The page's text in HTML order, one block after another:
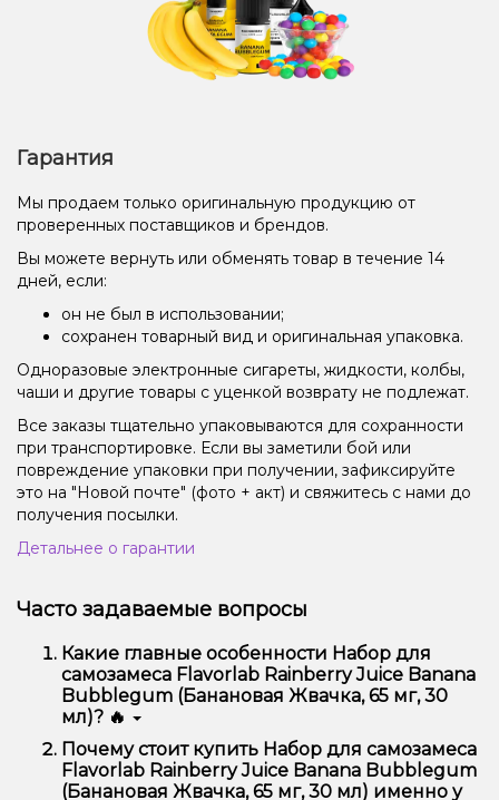
Гарантия
Мы продаем только оригинальную продукцию от
проверенных поставщиков и брендов.
Вы можете вернуть или обменять товар в течение 14
дней, если:
он не был в использовании;
сохранен товарный вид и оригинальная упаковка.
Одноразовые электронные сигареты, жидкости, колбы,
чаши и другие товары с уценкой возврату не подлежат.
Все заказы тщательно упаковываются для сохранности
при транспортировке. Если вы заметили бой или
повреждение упаковки при получении, зафиксируйте
это на "Новой почте" (фото + акт) и свяжитесь с нами до
получения посылки.
Детальнее о гарантии
Часто задаваемые вопросы
Какие главные особенности Набор для
самозамеса Flavorlab Rainberry Juice Banana
Bubblegum (Банановая Жвачка, 65 мг, 30
мл)? 🔥
Набор для самозамеса Flavorlab Rainberry Juice
Banana Bubblegum (Банановая Жвачка, 65 мг, 30
мл) отличается высоким качеством, удобством
Почему стоит купить Набор для самозамеса
Flavorlab Rainberry Juice Banana Bubblegum
(Банановая Жвачка, 65 мг, 30 мл) именно у